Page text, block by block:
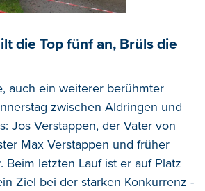
die Top fünf an, Brüls die
auch ein weiterer berühmter
zwischen Aldringen und
Jos Verstappen, der Vater von
Max Verstappen und früher
Beim letzten Lauf ist er auf Platz
Ziel bei der starken Konkurrenz -